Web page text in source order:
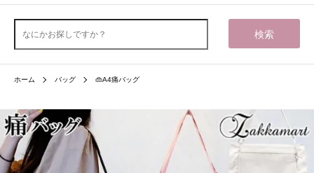
検索
ホーム バッグ 👜A4痛バッグ